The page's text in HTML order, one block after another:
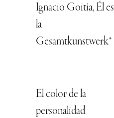
Ignacio Goitia, Él es
la
Gesamtkunstwerk*
El color de la
personalidad